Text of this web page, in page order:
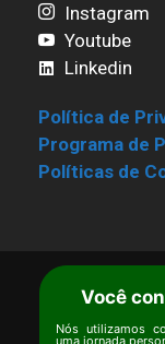
Instagram
Youtube
Linkedin
Política de
Programa de
Políticas de
Você
Nós utilizamos
uma jornada